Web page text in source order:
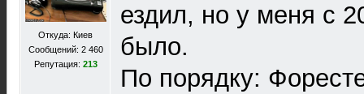
Откуда: Киев
Сообщений: 2 460
Репутация: 213
ездил, но у меня с
было.
По порядку: